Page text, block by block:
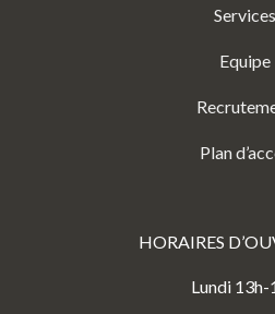
Services
Equipe
Plan
HORAIRES
Lundi 13h-